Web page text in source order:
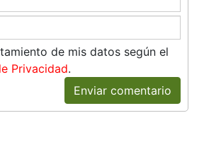
de mis datos según el
Privacidad.
Enviar comentario